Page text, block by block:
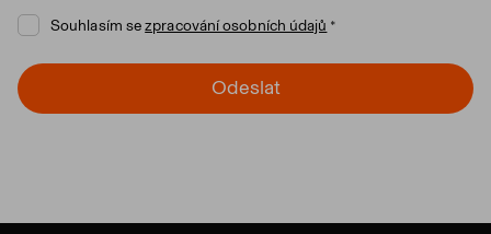
Souhlasím sezpracování osobních údajů
Odeslat